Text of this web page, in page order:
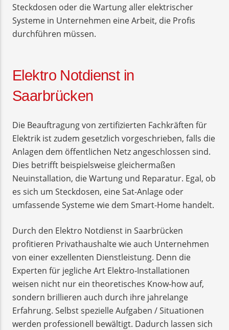
Steckdosen oder die Wartung aller elektrischer
Systeme in Unternehmen eine Arbeit, die Profis
durchführen müssen.
Elektro Notdienst in
Saarbrücken
Die Beauftragung von zertifizierten Fachkräften für
Elektrik ist zudem gesetzlich vorgeschrieben, falls die
Anlagen dem öffentlichen Netz angeschlossen sind.
Dies betrifft beispielsweise gleichermaßen
Neuinstallation, die Wartung und Reparatur. Egal, ob
es sich um Steckdosen, eine Sat-Anlage oder
umfassende Systeme wie dem Smart-Home handelt.
Durch den Elektro Notdienst in Saarbrücken
profitieren Privathaushalte wie auch Unternehmen
von einer exzellenten Dienstleistung. Denn die
Experten für jegliche Art Elektro-Installationen
weisen nicht nur ein theoretisches Know-how auf,
sondern brillieren auch durch ihre jahrelange
Erfahrung. Selbst spezielle Aufgaben / Situationen
werden professionell bewältigt. Dadurch lassen sich